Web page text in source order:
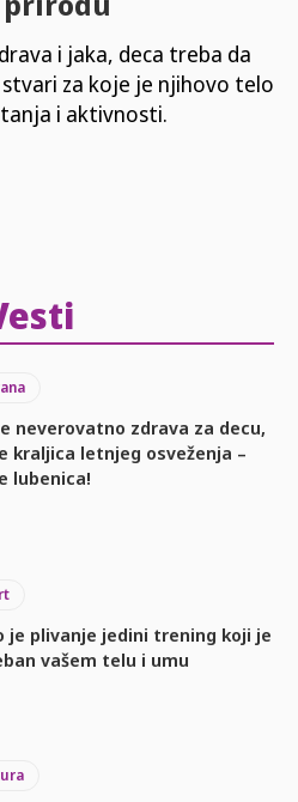
i jaka, deca treba da
za koje je njihovo telo
i aktivnosti.
neverovatno zdrava za decu,
kraljica letnjeg osveženja –
lubenica!
je plivanje jedini trening koji je
vašem telu i umu